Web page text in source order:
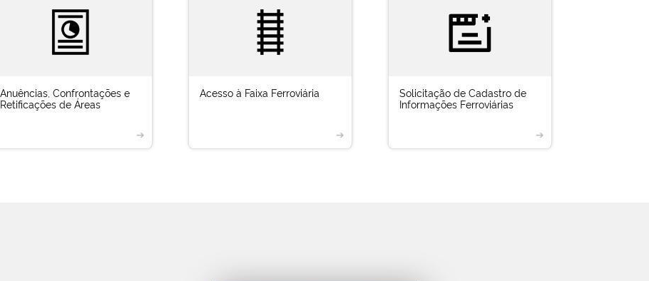
Anuências, Confrontações e
Retificações de Áreas
➔
Acesso à Faixa Ferroviária
➔
Solicitação de Cadastro de
Informações Ferroviárias
➔